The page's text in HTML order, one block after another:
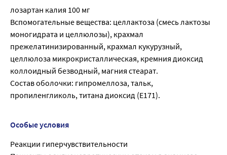
лозартан калия 100 мг
Вспомогательные вещества: целлактоза (смесь лактозы
моногидрата и целлюлозы), крахмал
прежелатинизированный, крахмал кукурузный,
целлюлоза микрокристаллическая, кремния диоксид
коллоидный безводный, магния стеарат.
Состав оболочки: гипромеллоза, тальк,
пропиленгликоль, титана диоксид (Е171).
Особые условия
Реакции гиперчувствительности